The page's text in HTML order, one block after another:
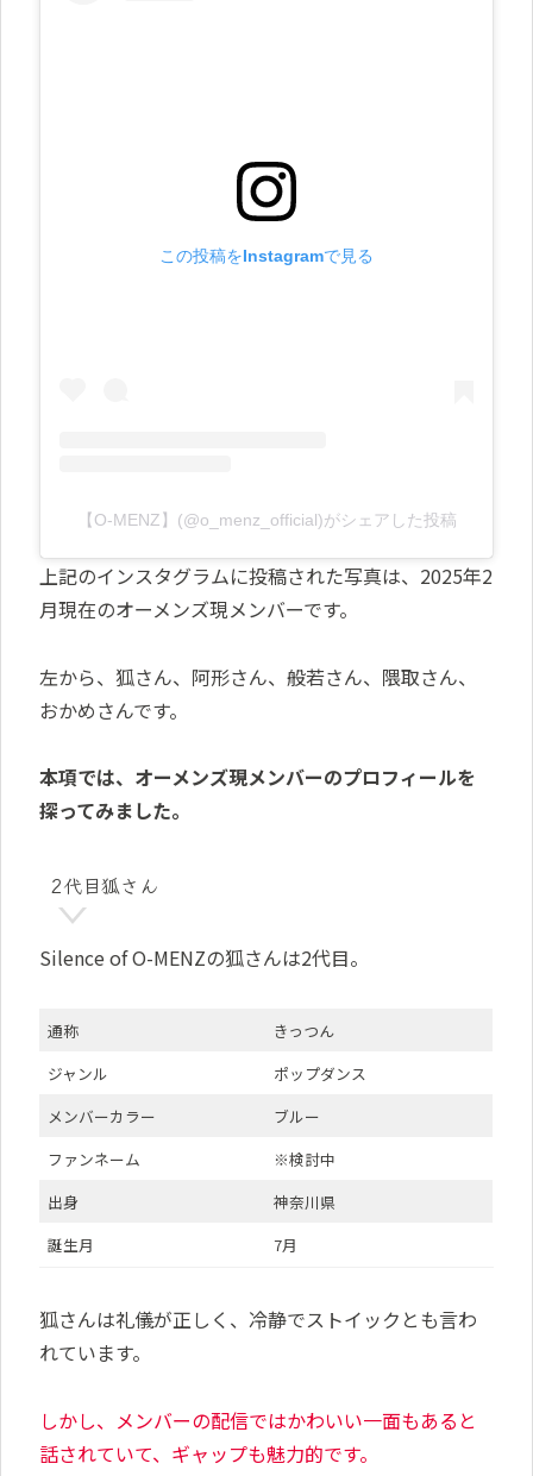
この投稿をInstagramで見る
【O-MENZ】(@o_menz_official)がシェアした投稿
上記のインスタグラムに投稿された写真は、2025年2
月現在のオーメンズ現メンバーです。
左から、狐さん、阿形さん、般若さん、隈取さん、
おかめさんです。
本項では、オーメンズ現メンバーのプロフィールを
探ってみました。
2代目狐さん
Silence of O-MENZの狐さんは2代目。
通称
きっつん
ジャンル
ポップダンス
メンバーカラー
ブルー
ファンネーム
※検討中
出身
神奈川県
誕生月
7月
狐さんは礼儀が正しく、冷静でストイックとも言わ
れています。
しかし、メンバーの配信ではかわいい一面もあると
話されていて、ギャップも魅力的です。